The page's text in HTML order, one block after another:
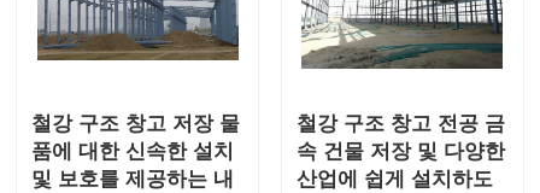
철강 구조 창고 저장 물
품에 대한 신속한 설치
및 보호를 제공하는 내
철강 구조 창고 전공 금
속 건물 저장 및 다양한
산업에 쉽게 설치하도